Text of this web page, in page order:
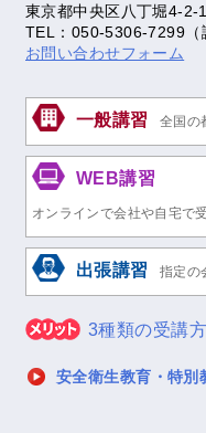
東京都中央区八丁堀4-
TEL：050-5306-7299
お問い合わせフォーム
一般講習 全国の
WEB講習
オンラインで会社や自宅で
出張講習 指定の
3種類の受講
安全衛生教育・特別